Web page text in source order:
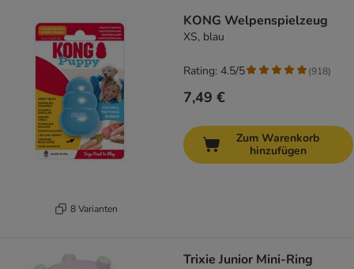
8 Varianten
KONG Welpenspielzeug
XS, blau
7,49 €
Rating: 4.5/5 (918)
Zum Warenkorb
hinzufügen
Trixie Junior Mini-Ring